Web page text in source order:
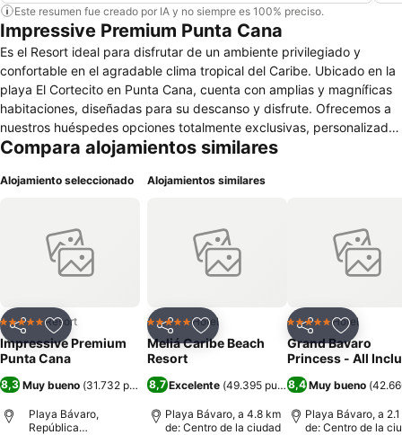
Este resumen fue creado por IA y no siempre es 100% preciso.
Impressive Premium Punta Cana
Es el Resort ideal para disfrutar de un ambiente privilegiado y
confortable en el agradable clima tropical del Caribe. Ubicado en la
playa El Cortecito en Punta Cana, cuenta con amplias y magníficas
habitaciones, diseñadas para su descanso y disfrute. Ofrecemos a
nuestros huéspedes opciones totalmente exclusivas, personalizadas
y a su disposición 24 horas. El Resort cuenta con distintas
diversidad de restaurantes y bares. Una hermosa playa, extensos y
edades, harán de su estancia una experiencia inolvidable.
Contamos con 654 Habitaciones totalmente equipadas. El hotel
cuenta con habitaciones con cama King Size o dos camas dobles.
cuatro personas y contamos con disponibilidad de habitaciones
comunicadas. Nuestro servicio Todo Incluído, donde el cliente
puede optar entre distintos restaurantes exclusivos a la carta y
y de bebidas internacionales.
Compara alojamientos similares
Alojamiento seleccionado
CompartirAgregar a favoritos
5 EstrellasResort
Impressive Premium
Punta Cana
8,3 Muy bueno (31.732 puntuaciones)
Playa Bávaro,
República
Alojamientos similares
CompartirAgregar a favoritos
5 EstrellasHotel
Meliá Caribe Beach
Resort
8,7 Excelente (49.395 puntuaciones )
Playa Bávaro, a 4.8 km
de: Centro de la ciudad
CompartirAgregar
5 EstrellasHotel
Grand Bavaro
Princess - All
8,4 Muy bueno (
Playa Bávaro, a
de: Centro de la